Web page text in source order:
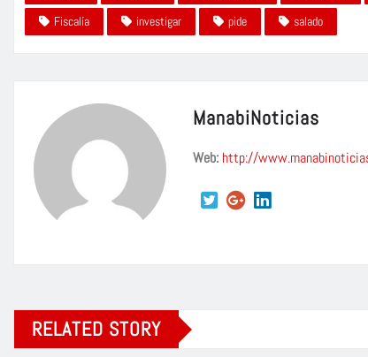
Fiscalía
investigar pide salado
ManabiNoticias
Web: http://
RELATED STORY